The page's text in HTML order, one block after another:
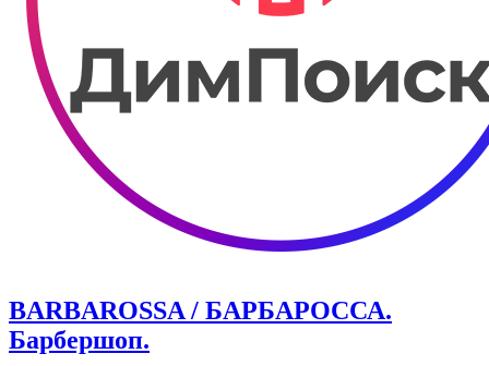
BARBAROSSA / БАРБАРОССА.
Барбершоп.